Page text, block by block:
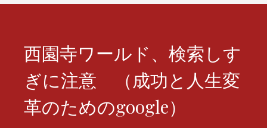
ョ
西園寺ワールド、検索しす
ぎに注意 （成功と人生変
革のためのgoogle）